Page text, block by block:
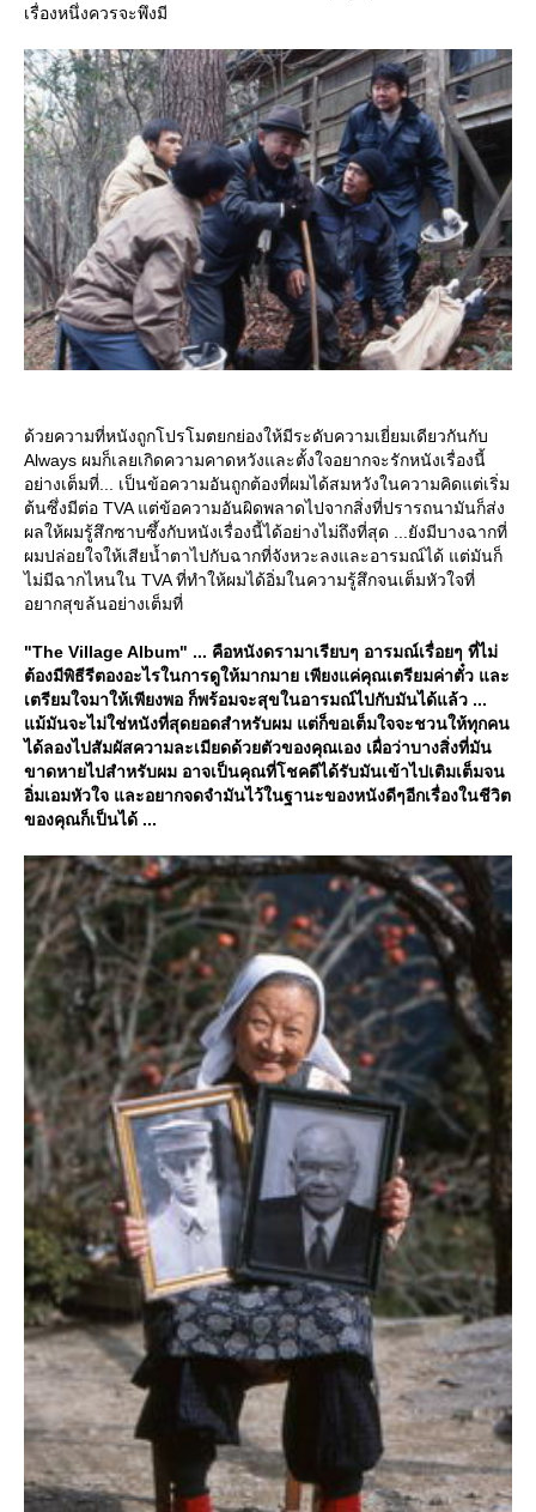
เรื่องหนึ่งควรจะพึงมี
ด้วยความที่หนังถูกโปรโมตยกย่องให้มีระดับความเยี่ยมเดียวกันกับ
Always ผมก็เลยเกิดความคาดหวังและตั้งใจอยากจะรักหนังเรื่องนี้
อย่างเต็มที่... เป็นข้อความอันถูกต้องที่ผมได้สมหวังในความคิดแต่เริ่ม
ต้นซึ่งมีต่อ TVA แต่ข้อความอันผิดพลาดไปจากสิ่งที่ปรารถนามันก็ส่ง
ผลให้ผมรู้สึกซาบซึ้งกับหนังเรื่องนี้ได้อย่างไม่ถึงที่สุด ...ยังมีบางฉากที่
ผมปล่อยใจให้เสียน้ำตาไปกับฉากที่จังหวะลงและอารมณ์ได้ แต่มันก็
ไม่มีฉากไหนใน TVA ที่ทำให้ผมได้อิ่มในความรู้สึกจนเต็มหัวใจที่
อยากสุขล้นอย่างเต็มที่
"The Village Album" ... คือหนังดรามาเรียบๆ อารมณ์เรื่อยๆ ที่ไม่
ต้องมีพิธีรีตองอะไรในการดูให้มากมาย เพียงแค่คุณเตรียมค่าตั๋ว และ
เตรียมใจมาให้เพียงพอ ก็พร้อมจะสุขในอารมณ์ไปกับมันได้แล้ว ...
ม้มันจะไม่ใช่หนังที่สุดยอดสำหรับผม แต่ก็ขอเต็มใจจะชวนให้ทุกคน
ได้ลองไปสัมผัสความละเมียดด้วยตัวของคุณเอง เผื่อว่าบางสิ่งที่มัน
ขาดหายไปสำหรับผม อาจเป็นคุณที่โชคดีได้รับมันเข้าไปเติมเต็มจน
อิ่มเอมหัวใจ และอยากจดจำมันไว้ในฐานะของหนังดีๆอีกเรื่องในชีวิต
ของคุณก็เป็นได้ ...